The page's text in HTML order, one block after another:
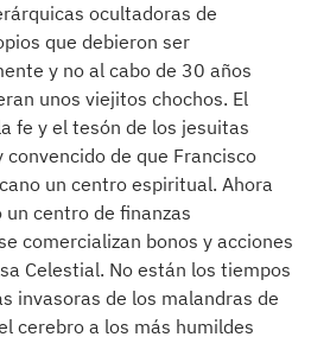
ocultadoras de
que debieron ser
y no al cabo de 30 años
unos viejitos chochos. El
fe y el tesón de los jesuitas
de que Francisco
un centro espiritual. Ahora
centro de finanzas
comercializan bonos y acciones
Celestial. No están los tiempos
invasoras de los malandras de
cerebro a los más humildes